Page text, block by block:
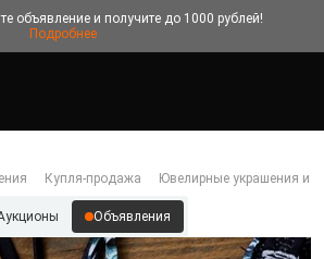
объявление и получите до 1000 рублей!
Подробнее
Купля-продажа Ювелирные украшения и
Объявления